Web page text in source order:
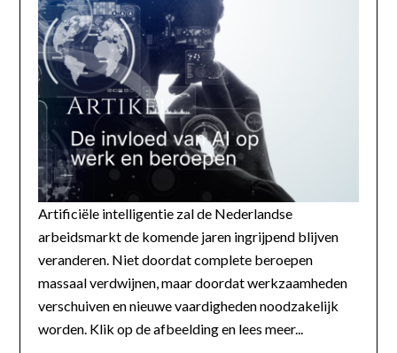
Artificiële intelligentie zal de Nederlandse
arbeidsmarkt de komende jaren ingrijpend blijven
veranderen. Niet doordat complete beroepen
massaal verdwijnen, maar doordat werkzaamheden
verschuiven en nieuwe vaardigheden noodzakelijk
worden. Klik op de afbeelding en lees meer...